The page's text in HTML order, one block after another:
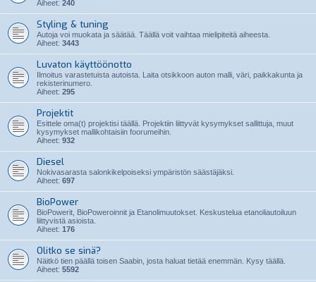
Aiheet: 240
Styling & tuning
Autoja voi muokata ja säätää. Täällä voit vaihtaa mielipiteitä aiheesta.
Aiheet: 3443
Luvaton käyttöönotto
Ilmoitus varastetuista autoista. Laita otsikkoon auton malli, väri, paikkakunta ja
rekisterinumero.
Aiheet: 295
Projektit
Esittele oma(t) projektisi täällä. Projektiin liittyvät kysymykset sallittuja, muut
kysymykset mallikohtaisiin foorumeihin.
Aiheet: 932
Diesel
Nokivasarasta salonkikelpoiseksi ympäristön säästäjäksi.
Aiheet: 697
BioPower
BioPowerit, BioPoweroinnit ja Etanolimuutokset. Keskustelua etanoliautoiluun
liittyvistä asioista.
Aiheet: 176
Olitko se sinä?
Näitkö tien päällä toisen Saabin, josta haluat tietää enemmän. Kysy täällä.
Aiheet: 5592